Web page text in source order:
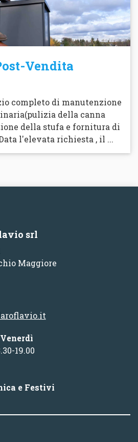
Vendita
completo di manutenzione
della canna
della stufa e fornitura di
l'elevata richiesta , il ...
srl
Maggiore
19.00
e Festivi